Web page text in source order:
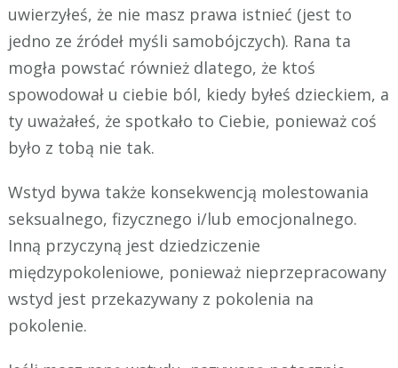
uwierzyłeś, że nie masz prawa istnieć (jest to
jedno ze źródeł myśli samobójczych). Rana ta
mogła powstać również dlatego, że ktoś
spowodował u ciebie ból, kiedy byłeś dzieckiem, a
ty uważałeś, że spotkało to Ciebie, ponieważ coś
było z tobą nie tak.
Wstyd bywa także konsekwencją molestowania
seksualnego, fizycznego i/lub emocjonalnego.
Inną przyczyną jest dziedziczenie
międzypokoleniowe, ponieważ nieprzepracowany
wstyd jest przekazywany z pokolenia na
pokolenie.